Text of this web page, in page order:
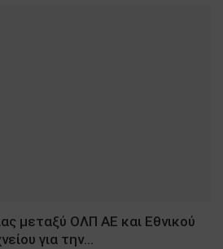
μεταξύ ΟΛΠ ΑΕ και Εθνικού
για την…